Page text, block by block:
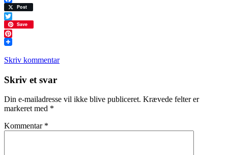
Facebook
Post
Twitter
Save
Pinterest
Skriv kommentar
Læserinteraktioner
Skriv et svar
Din e-mailadresse vil ikke blive publiceret. Krævede felter er
markeret med *
Kommentar *